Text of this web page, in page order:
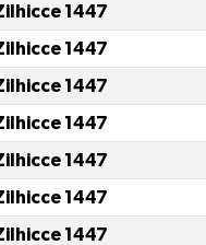
1447
1447
1447
1447
1447
1447
1447